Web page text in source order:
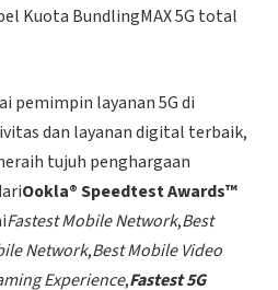
Kuota BundlingMAX 5G total
pemimpin layanan 5G di
dan layanan digital terbaik,
tujuh penghargaan
Ookla® Speedtest Awards™
Fastest Mobile Network,Best
Network,Best Mobile Video
Experience,Fastest 5G